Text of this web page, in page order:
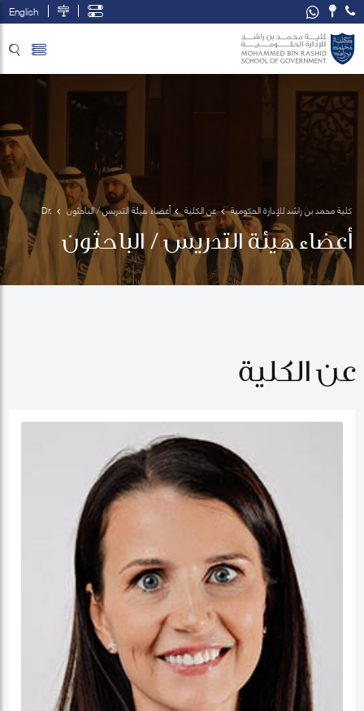
English
كلية محمد بن راشد للإدارة الحكومية عن الكلية أعضاء هيئة التدريس / الباحثون
Dr.
Yulia
Aray
أعضاء هيئة التدريس / الباحثون
عن الكلية